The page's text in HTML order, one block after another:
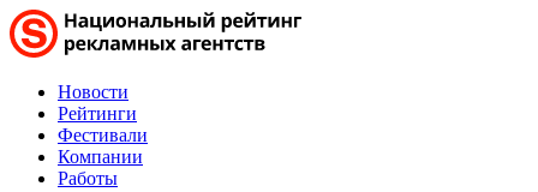
Новости
Рейтинги
Фестивали
Компании
Работы